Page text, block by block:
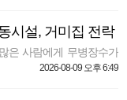
시설, 거미집 전락
은 사람에게 무병장수가
2026-08-09 오후 6:49